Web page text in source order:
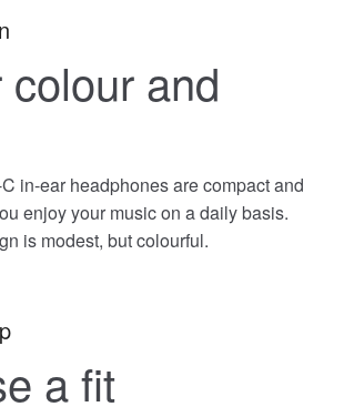
and
in-ear headphones are compact and
enjoy your music on a daily basis.
is modest, but colourful.
a fit